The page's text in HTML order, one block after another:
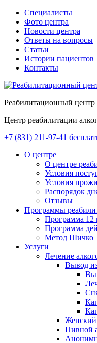
Специалисты
Фото центра
Новости центра
Ответы на вопросы
Статьи
Истории пациентов
Контакты
Реабилитационный
Центр реабилитации
+7 (831) 211-97-41
О центре
О центре
Условия
Условия
Распорядок
Отзывы
Программы
Программа 12
Программа
Метод Шичко
Услуги
Лечение
Вывод
Женский
Пивной